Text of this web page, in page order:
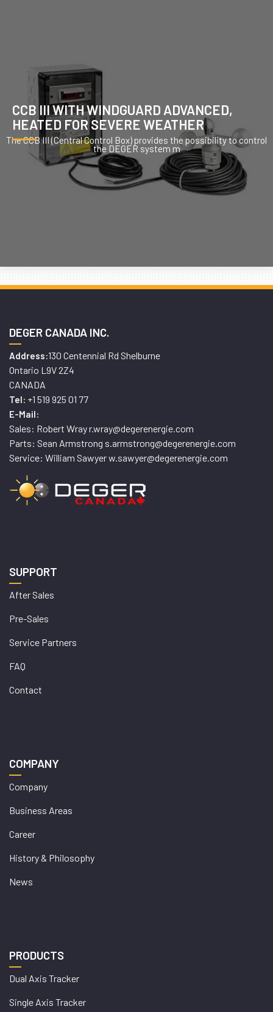
CCB III WITH WINDGUARD ADVANCED,
HEATED FOR SEVERE WEATHER
The CCB III (Central Control Box) provides the possibility to control
the DEGER system m
DEGER CANADA INC.
Address:130 Centennial Rd Shelburne
Ontario L9V 2Z4
CANADA
Tel: +1 519 925 01 77
E-Mail:
Sales: Robert Wray r.wray@degerenergie.com
Parts: Sean Armstrong s.armstrong@degerenergie.com
Service: William Sawyer w.sawyer@degerenergie.com
SUPPORT
After Sales
Pre-Sales
Service Partners
FAQ
Contact
COMPANY
Company
Business Areas
Career
History & Philosophy
News
PRODUCTS
Dual Axis Tracker
Single Axis Tracker